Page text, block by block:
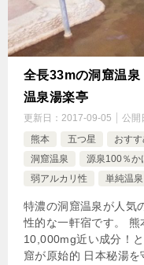
全長33mの洞窟温
温泉湯楽亭
更新日： 2017-09-05 公開
熊本
五つ星 おす
洞窟温泉
源泉100％か
弱アルカリ性
単純温泉
特濃の洞窟温泉が人気
性的な一軒宿です。
10,000mg近い成分！
窟が原始的 日本秘湯